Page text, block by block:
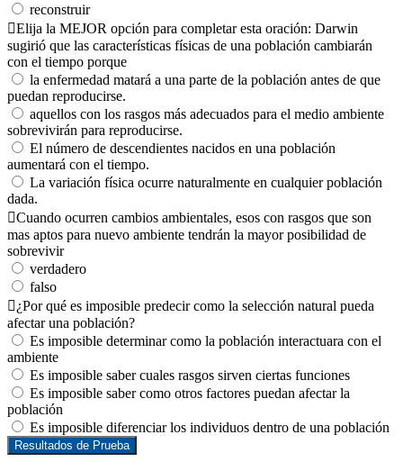
reconstruir
Elija la MEJOR opción para completar esta oración: Darwin
sugirió que las características físicas de una población cambiarán
con el tiempo porque
la enfermedad matará a una parte de la población antes de que
puedan reproducirse.
aquellos con los rasgos más adecuados para el medio ambiente
sobrevivirán para reproducirse.
El número de descendientes nacidos en una población
aumentará con el tiempo.
La variación física ocurre naturalmente en cualquier población
dada.
Cuando ocurren cambios ambientales, esos con rasgos que son
mas aptos para nuevo ambiente tendrán la mayor posibilidad de
sobrevivir
verdadero
falso
¿Por qué es imposible predecir como la selección natural pueda
afectar una población?
Es imposible determinar como la población interactuara con el
ambiente
Es imposible saber cuales rasgos sirven ciertas funciones
Es imposible saber como otros factores puedan afectar la
población
Es imposible diferenciar los individuos dentro de una población
Resultados de Prueba